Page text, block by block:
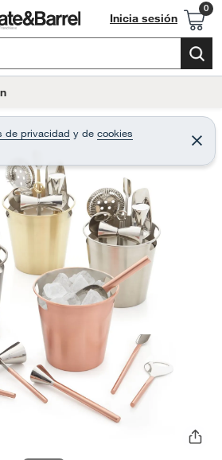
Inicia sesión
e
r
c
B
a
r
de privacidad y de cookies
C
e
r